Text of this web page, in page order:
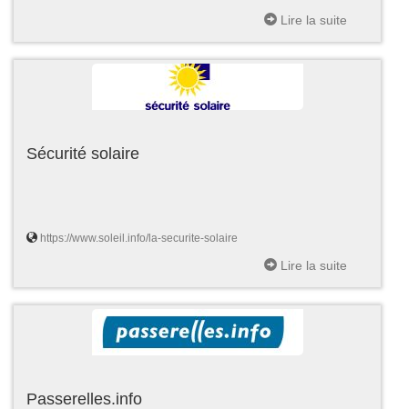
Lire la suite
Sécurité solaire
https://www.soleil.info/la-securite-solaire
Lire la suite
Passerelles.info